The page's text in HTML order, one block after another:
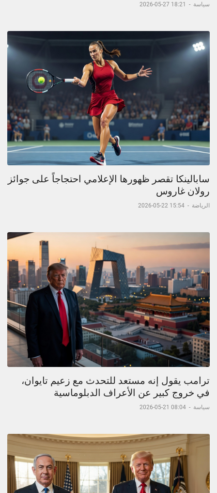
سياسة -
18:21 27-05-2026
سابالينكا تقصر ظهورها الإعلامي احتجاجاً على جوائز
رولان غاروس
الرياضة -
15:54 22-05-2026
ترامب يقول إنه مستعد للتحدث مع زعيم تايوان،
في خروج كبير عن الأعراف الدبلوماسية
سياسة -
08:04 21-05-2026